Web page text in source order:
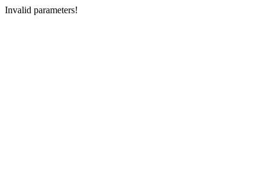
Invalid parameters!